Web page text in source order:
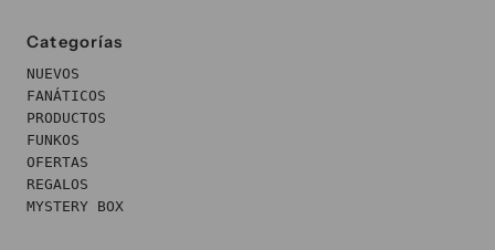
Categorías
NUEVOS
FANÁTICOS
PRODUCTOS
FUNKOS
OFERTAS
REGALOS
MYSTERY BOX